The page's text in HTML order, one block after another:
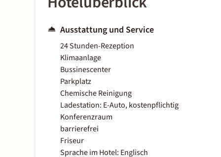
Ausstattung und Service
24 Stunden-Rezeption
Klimaanlage
Bussinescenter
Parkplatz
Chemische Reinigung
Ladestation: E-Auto, kostenpflichtig
Konferenzraum
barrierefrei
Friseur
Sprache im Hotel: Englisch